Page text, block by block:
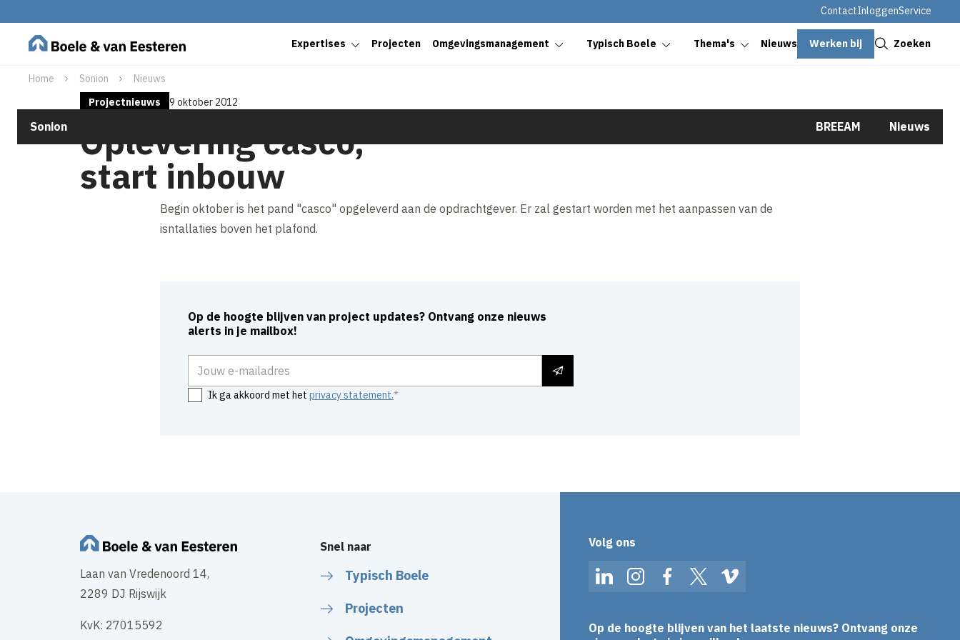
ContactInloggenService
Expertises Projecten Omgevingsmanagement Typisch Boele Thema's Nieuws Werken bij Zoeken
Home Sonion Nieuws
Sonion BREEAM Nieuws
Projectnieuws 9 oktober 2012
Oplevering casco,
start inbouw
Begin oktober is het pand "casco" opgeleverd aan de opdrachtgever. Er zal gestart worden met het aanpassen van de
isntallaties boven het plafond.
Op de hoogte blijven van project updates? Ontvang onze nieuws
alerts in je mailbox!
Ik ga akkoord met het privacy statement.
Laan van Vredenoord 14,
2289 DJ Rijswijk
KvK: 27015592
Snel naar
Typisch Boele
Projecten
Volg ons
LinkedInInstagramFacebookTwitterVimeo
Op de hoogte blijven van het laatste nieuws? Ontvang onze
Sluiten